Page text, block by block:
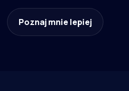
Poznaj mnie lepiej